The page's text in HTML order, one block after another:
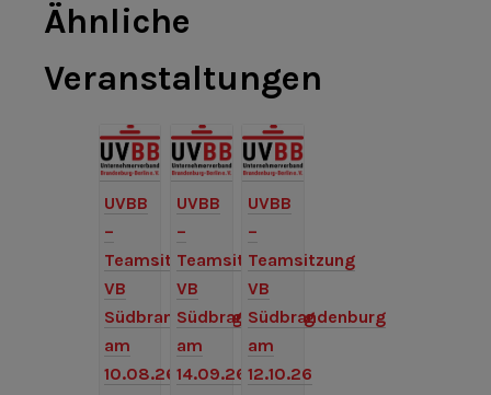
Ähnliche
Veranstaltungen
UVBB
–
Teamsitzung
VB
Südbrandenburg
am
10.08.26
UVBB
–
Teamsitzung
VB
Südbrandenburg
am
14.09.26
UVBB
–
Teamsitzung
VB
Südbrandenburg
am
12.10.26